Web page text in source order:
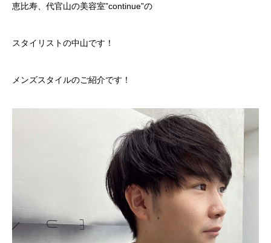
恵比寿、代官山の美容室”continue”の
スタイリストの中山です！
メンズスタイルのご紹介です！